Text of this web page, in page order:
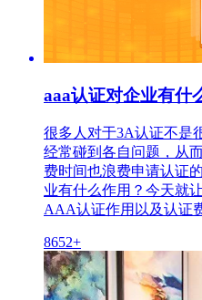
aaa认证对企业有什
很多人对于3A认证不是
经常碰到各自问题，从
费时间也浪费申请认证
业有什么作用？今天就
AAA认证作用以及认证
8652+